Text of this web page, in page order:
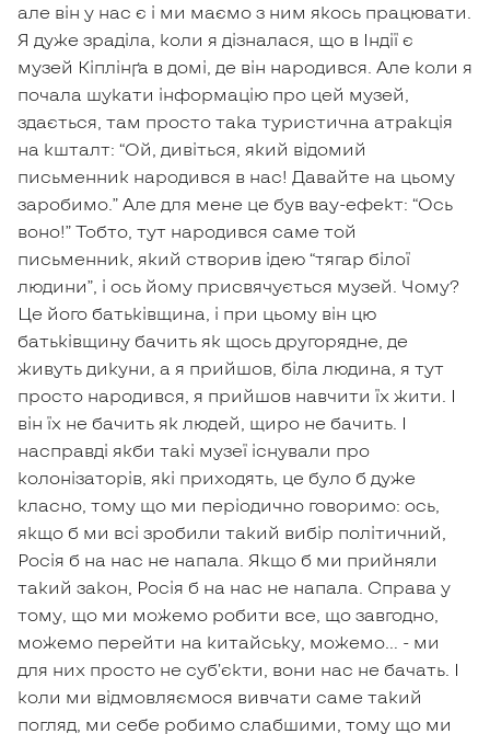
але він у нас є і ми маємо з ним якось працювати.
Я дуже зраділа, коли я дізналася, що в Індії є
музей Кіплінґа в домі, де він народився. Але коли я
почала шукати інформацію про цей музей,
здається, там просто така туристична атракція
на кшталт: “Ой, дивіться, який відомий
письменник народився в нас! Давайте на цьому
заробимо.” Але для мене це був вау-ефект: “Ось
воно!” Тобто, тут народився саме той
письменник, який створив ідею “тягар білої
людини”, і ось йому присвячується музей. Чому?
Це його батьківщина, і при цьому він цю
батьківщину бачить як щось другорядне, де
живуть дикуни, а я прийшов, біла людина, я тут
просто народився, я прийшов навчити їх жити. І
він їх не бачить як людей, щиро не бачить. І
насправді якби такі музеї існували про
колонізаторів, які приходять, це було б дуже
класно, тому що ми періодично говоримо: ось,
якщо б ми всі зробили такий вибір політичний,
Росія б на нас не напала. Якщо б ми прийняли
такий закон, Росія б на нас не напала. Справа у
тому, що ми можемо робити все, що завгодно,
можемо перейти на китайську, можемо… - ми
для них просто не субʼєкти, вони нас не бачать. І
коли ми відмовляємося вивчати саме такий
погляд, ми себе робимо слабшими, тому що ми